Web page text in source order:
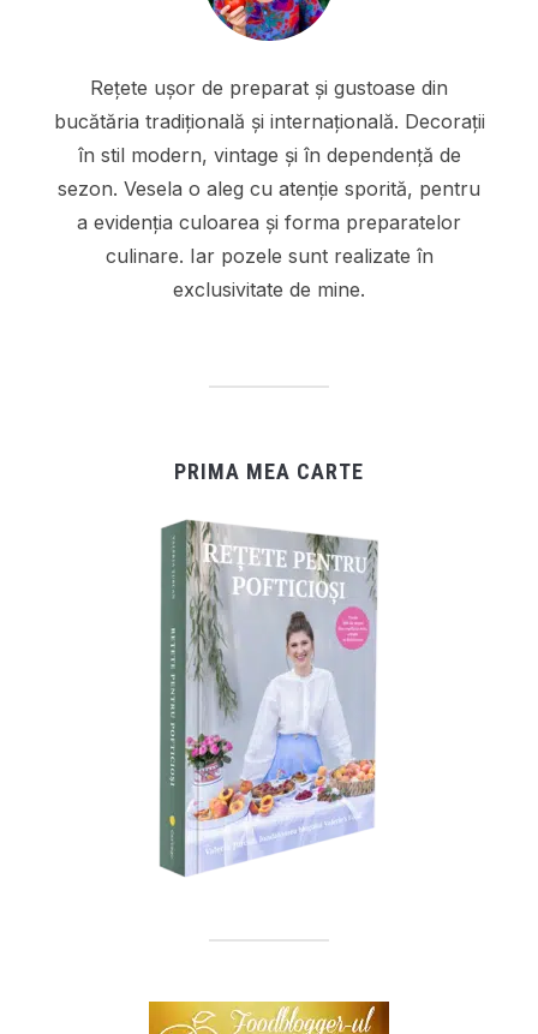
Rețete ușor de preparat și gustoase din
bucătăria tradițională și internațională. Decorații
în stil modern, vintage și în dependență de
sezon. Vesela o aleg cu atenție sporită, pentru
a evidenția culoarea și forma preparatelor
culinare. Iar pozele sunt realizate în
exclusivitate de mine.
PRIMA MEA CARTE